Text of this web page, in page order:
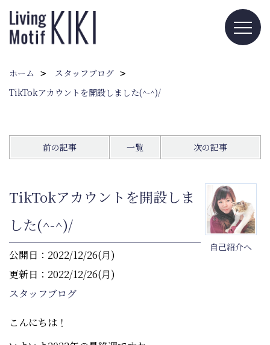
ホーム
スタッフブログ
TikTokアカウントを開設しました(^-^)/
前の記事 一覧 次の記事
自己紹介へ
TikTokアカウントを開設しま
した(^-^)/
公開日：2022/12/26(月)
更新日：2022/12/26(月)
スタッフブログ
こんにちは！